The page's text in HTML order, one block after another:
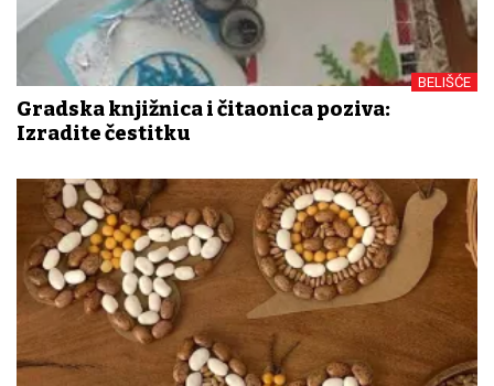
BELIŠĆE
Gradska knjižnica i čitaonica poziva:
Izradite čestitku